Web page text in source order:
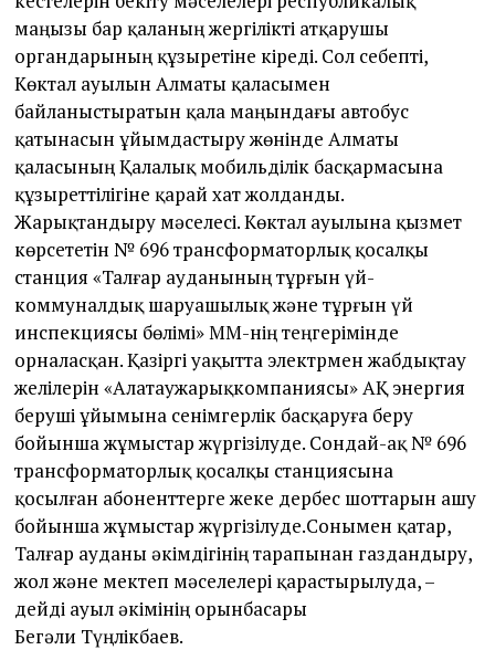
маңызы бар қаланың жергілікті атқарушы
органдарының құзыретіне кіреді. Сол себепті,
Көктал ауылын Алматы қаласымен
байланыстыратын қала маңындағы автобус
қатынасын ұйымдастыру жөнінде Алматы
қаласының Қалалық мобильділік басқармасына
құзыреттілігіне қарай хат жолданды.
Жарықтандыру мәселесі. Көктал ауылына қызмет
көрсететін № 696 трансформаторлық қосалқы
станция «Талғар ауданының тұрғын үй-
коммуналдық шаруашылық және тұрғын үй
инспекциясы бөлімі» ММ-нің теңгерімінде
орналасқан. Қазіргі уақытта электрмен жабдықтау
желілерін «Алатаужарықкомпаниясы» АҚ энергия
беруші ұйымына сенімгерлік басқаруға беру
бойынша жұмыстар жүргізілуде. Сондай-ақ № 696
трансформаторлық қосалқы станциясына
қосылған абоненттерге жеке дербес шоттарын ашу
бойынша жұмыстар жүргізілуде.Сонымен қатар,
Талғар ауданы әкімдігінің тарапынан газдандыру,
жол және мектеп мәселелері қарастырылуда, –
дейді ауыл әкімінің орынбасары
Бегәли Түңлікбаев.